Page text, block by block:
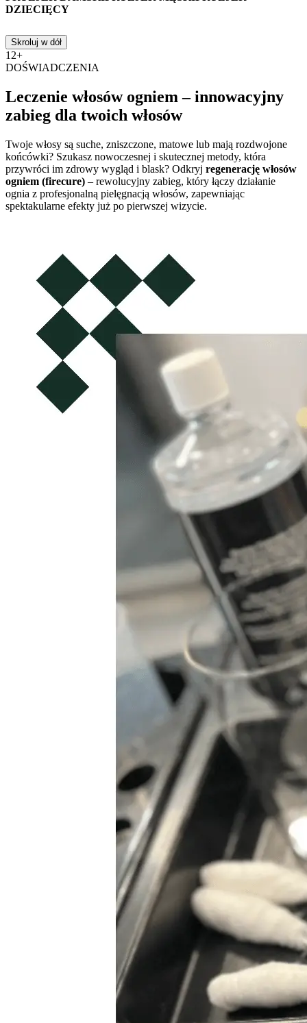
DZIECIĘCY
Skroluj w dół
12+
DOŚWIADCZENIA
Leczenie włosów ogniem – innowacyjny
zabieg dla twoich włosów
Twoje włosy są suche, zniszczone, matowe lub mają rozdwojone
końcówki? Szukasz nowoczesnej i skutecznej metody, która
przywróci im zdrowy wygląd i blask? Odkryj regenerację włosów
ogniem (firecure) – rewolucyjny zabieg, który łączy działanie
ognia z profesjonalną pielęgnacją włosów, zapewniając
spektakularne efekty już po pierwszej wizycie.